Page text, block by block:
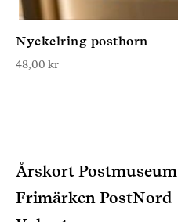
Nyckelring posthorn
48,00 kr
Årskort Postmuseum
Frimärken PostNord